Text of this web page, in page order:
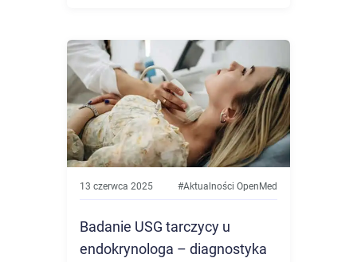
13 czerwca 2025 #Aktualności OpenMed
Badanie USG tarczycy u
endokrynologa – diagnostyka